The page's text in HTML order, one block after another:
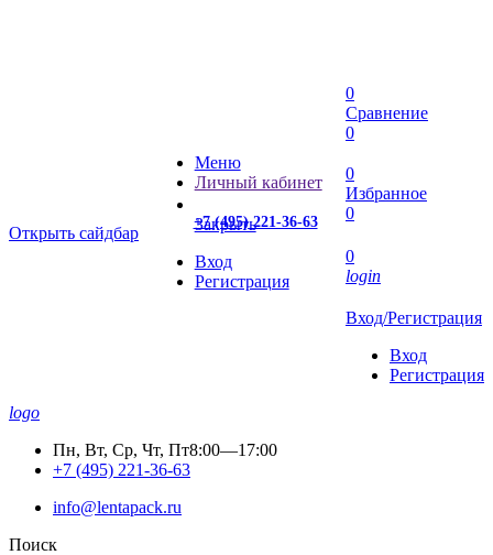
Открыть сайдбар
Меню
Личный кабинет
Закрыть
Вход
Регистрация
0
Сравнение
0
0
Избранное
0
0
+7 (495) 221-36-63
login
Вход/Регистрация
Вход
Регистрация
logo
Пн, Вт, Ср, Чт, Пт8:00—17:00
+7 (495) 221-36-63
info@lentapack.ru
Поиск